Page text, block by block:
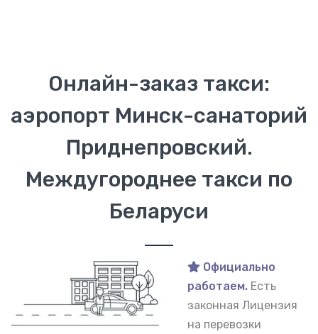
Онлайн-заказ такси:
аэропорт Минск-санаторий
Приднепровский.
Междугороднее такси по
Беларуси
Официально
работаем. Есть
законная Лицензия
на перевозки